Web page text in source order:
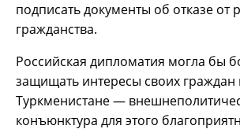
подписать документы об отказе от
гражданства.
Российская дипломатия могла бы
защищать интересы своих граждан
Туркменистане —
конъюнктура для этого